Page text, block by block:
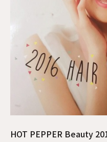
HOT PEPPER Beauty